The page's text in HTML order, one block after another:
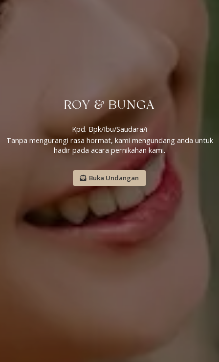
ROY & BUNGA
Kpd. Bpk/Ibu/Saudara/i
Tanpa mengurangi rasa hormat, kami mengundang anda untuk
hadir pada acara pernikahan kami.
Buka Undangan